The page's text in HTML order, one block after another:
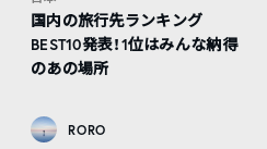
国内の旅行先ランキング
BEST10発表！1位はみんな納得
のあの場所
RORO